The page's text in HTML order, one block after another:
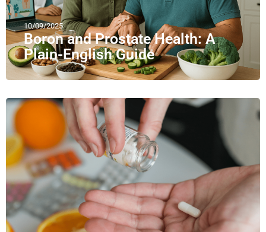
10/09/2025
Boron and Prostate Health: A
Plain-English Guide